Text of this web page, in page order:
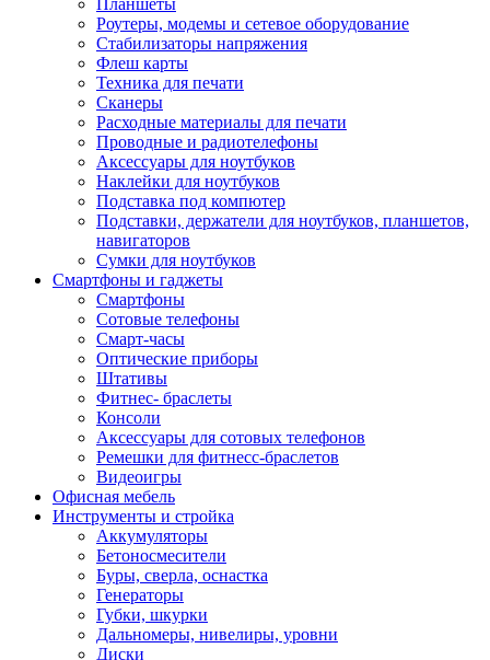
Планшеты
Роутеры, модемы и сетевое оборудование
Стабилизаторы напряжения
Флеш карты
Техника для печати
Сканеры
Расходные материалы для печати
Проводные и радиотелефоны
Аксессуары для ноутбуков
Наклейки для ноутбуков
Подставка под компютер
Подставки, держатели для ноутбуков, планшетов,
навигаторов
Сумки для ноутбуков
Смартфоны и гаджеты
Смартфоны
Сотовые телефоны
Смарт-часы
Оптические приборы
Штативы
Фитнес- браслеты
Консоли
Аксессуары для сотовых телефонов
Ремешки для фитнесс-браслетов
Видеоигры
Офисная мебель
Инструменты и стройка
Аккумуляторы
Бетоносмесители
Буры, сверла, оснастка
Генераторы
Губки, шкурки
Дальномеры, нивелиры, уровни
Диски